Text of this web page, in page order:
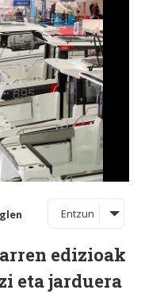
Entzun
edizioak
eta jarduera